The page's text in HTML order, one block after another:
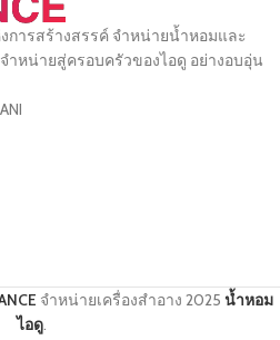
การสร้างสรรค์ จำหน่ายน้ำหอมและ
ำหน่ายสู่ครอบครัวของไอดู อย่างอบอุ่น
จำหน่ายเครื่องสำอาง 2025 น้ำหอม
ไอดู.